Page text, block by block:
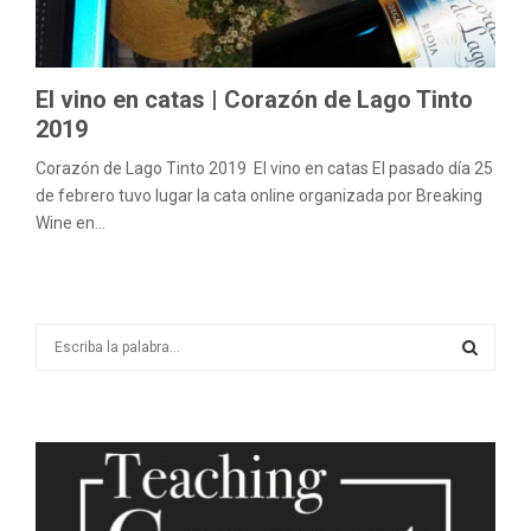
E
N
U
El vino en catas | Corazón de Lago Tinto
2019
Corazón de Lago Tinto 2019 El vino en catas El pasado día 25
de febrero tuvo lugar la cata online organizada por Breaking
Wine en...
E